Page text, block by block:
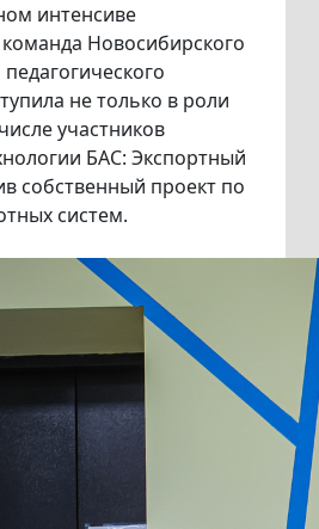
интенсиве
Новосибирского
не только в роли
участников
БАС: Экспортный
собственный проект по
систем.